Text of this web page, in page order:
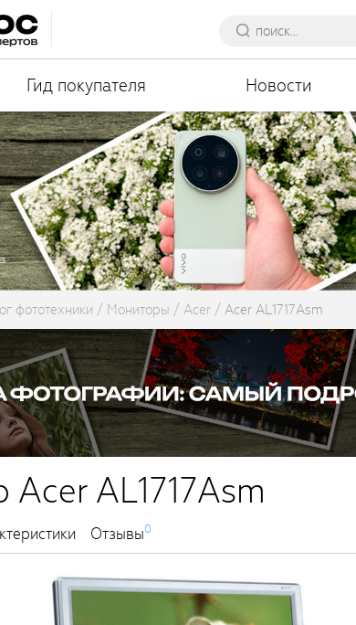
Гид покупателя Новости
фототехники Мониторы Acer Acer AL1717Asm
AL1717Asm
Отзывы0